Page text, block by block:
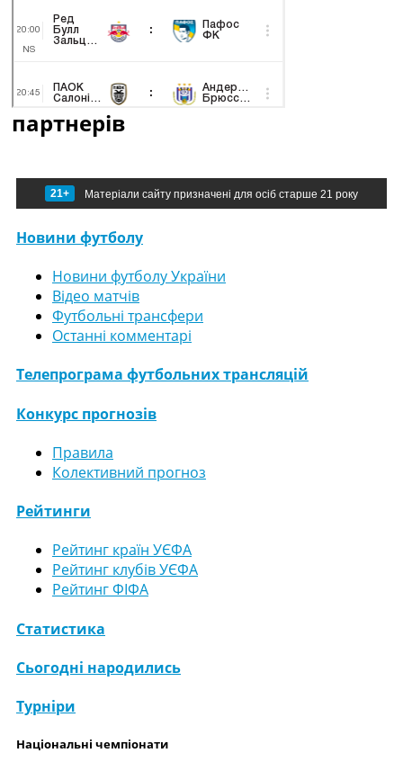
партнерів
21+ Матеріали сайту призначені для осіб старше 21 року
Новини футболу
Новини футболу України
Відео матчів
Футбольні трансфери
Останні комментарі
Телепрограма футбольних трансляцій
Конкурс прогнозів
Правила
Колективний прогноз
Рейтинги
Рейтинг країн УЄФА
Рейтинг клубів УЄФА
Рейтинг ФІФА
Статистика
Сьогодні народились
Турніри
Національні чемпіонати